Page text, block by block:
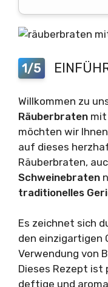
1/5
Willkommen zu
Räuberbraten mit
möchten wir
auf dieses
Räuberbraten,
Schweinebraten
traditionelles
Es zeichnet sich
den einzigartigen
Verwendung von
Dieses Rezept ist
deftige und